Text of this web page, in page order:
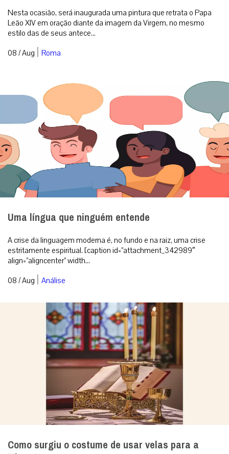
Nesta ocasião, será inaugurada uma pintura que retrata o Papa
Leão XIV em oração diante da imagem da Virgem, no mesmo
estilo das de seus antece...
08 / Aug | Roma
Uma língua que ninguém entende
A crise da linguagem moderna é, no fundo e na raiz, uma crise
estritamente espiritual. [caption id=”attachment_342989″
align=”aligncenter” width...
08 / Aug | Análise
Como surgiu o costume de usar velas para a